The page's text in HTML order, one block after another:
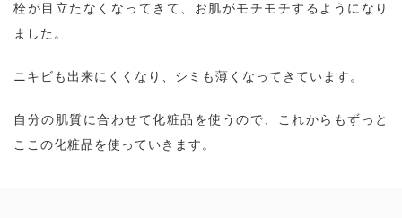
栓が目立たなくなってきて、お肌がモチモチするようになり
ました。
ニキビも出来にくくなり、シミも薄くなってきています。
自分の肌質に合わせて化粧品を使うので、これからもずっと
ここの化粧品を使っていきます。